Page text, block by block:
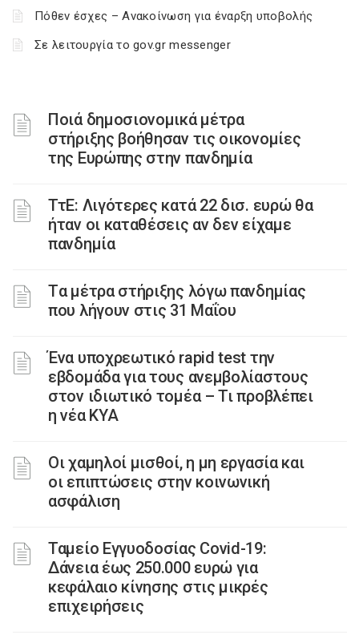
Πόθεν έσχες – Ανακοίνωση για έναρξη υποβολής
Σε λειτουργία το gov.gr messenger
Ποιά δημοσιονομικά μέτρα
στήριξης βοήθησαν τις οικονομίες
της Ευρώπης στην πανδημία
ΤτΕ: Λιγότερες κατά 22 δισ. ευρώ θα
ήταν οι καταθέσεις αν δεν είχαμε
πανδημία
Tα μέτρα στήριξης λόγω πανδημίας
που λήγουν στις 31 Μαΐου
Ένα υποχρεωτικό rapid test την
εβδομάδα για τους ανεμβολίαστους
στον ιδιωτικό τομέα – Τι προβλέπει
η νέα ΚΥΑ
Οι χαμηλοί μισθοί, η μη εργασία και
οι επιπτώσεις στην κοινωνική
ασφάλιση
Ταμείο Εγγυοδοσίας Covid-19:
Δάνεια έως 250.000 ευρώ για
κεφάλαιο κίνησης στις μικρές
επιχειρήσεις